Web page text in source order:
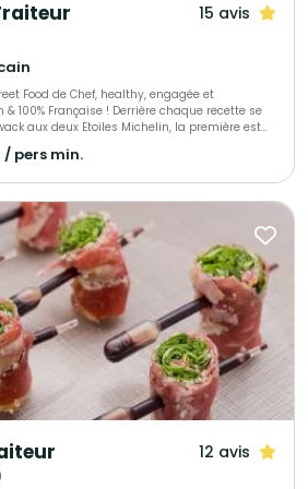
15 avis
Food de Chef, healthy, engagée et
100% Française ! Derrière chaque recette se
aux deux Etoiles Michelin, la première est
engagement pour une gastronomie durable
obtenue en 2023, pour sa cuisine moderne et
se fera un plaisir de vous satisfaire ! Avec
tout en respectant la planète :)
/ pers min.
12 avis